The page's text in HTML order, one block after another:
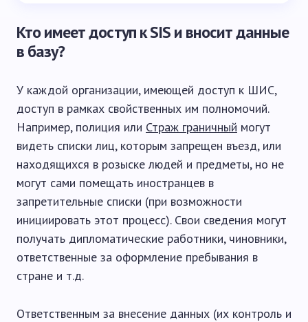
Кто имеет доступ к SIS и вносит данные
в базу?
У каждой организации, имеющей доступ к ШИС,
доступ в рамках свойственных им полномочий.
Например, полиция или Страж граничный могут
видеть списки лиц, которым запрещен въезд, или
находящихся в розыске людей и предметы, но не
могут сами помещать иностранцев в
запретительные списки (при возможности
инициировать этот процесс). Свои сведения могут
получать дипломатические работники, чиновники,
ответственные за оформление пребывания в
стране и т.д.
Ответственным за внесение данных (их контроль и